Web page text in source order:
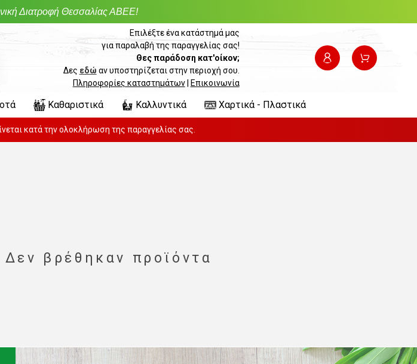
Διατροφή Θεσσαλίας ΑΒΕΕ!
Επιλέξτε ένα κατάστημά μας
για παραλαβή της παραγγελίας σας!
Θες παράδοση κατ'οίκον;
Δες εδώ αν υποστηρίζεται στην περιοχή σου.
Πληροφορίες καταστημάτων| Επικοινωνία
Καθαριστικά Καλλυντικά Χαρτικά - Πλαστικά
κατά την ολοκλήρωση της παραγγελίας σας.
Δεν βρέθηκαν προϊόντα